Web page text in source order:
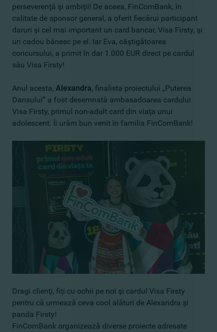
perseverenţă şi ambiţii! De aceea, FinComBank, în
calitate de sponsor general, a oferit fiecărui participant
daruri şi cel mai important un card bancar, Visa Firsty, şi
un cadou bănesc pe el. Iar Eva, câştigătoarea
concursului, a primit în dar 1.000 EUR direct pe cardul
său Visa Firsty!
Anul acesta, Alexandra, finalista proiectului „Puterea
Dansului” a fost desemnată ambasadoarea cardului
Visa Firsty, primul non-adult card din viaţa unui
adolescent. Îi urăm bun venit în familia FinComBank!
Dragi clienţi, fiţi cu ochii pe noi şi cardul Visa Firsty
pentru că urmează ceva cool alături de Alexandra şi
panda Firsty!
FinComBank organizează diverse proiecte adresate